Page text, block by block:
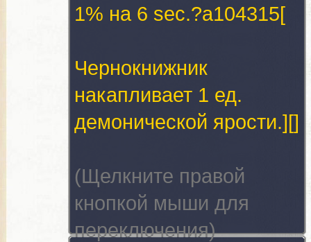
1% на 6 sec.?a104315[
Чернокнижник
накапливает 1 ед.
демонической ярости.][]
(Щелкните правой
кнопкой мыши для
переключения)